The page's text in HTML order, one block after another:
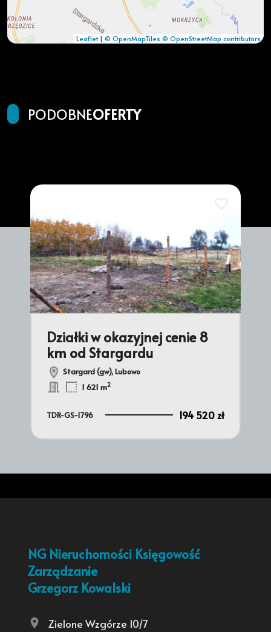
Leaflet| © OpenMapTiles © OpenStreetMap contributors
PODOBNEOFERTY
Działki w okazyjnej cenie 8
km od Stargardu
Stargard (gw), Lubowo
1 621 m2
TDR-GS-1796 194 520 zł
NG Nieruchomości Księgowość
Zarządzanie
Grzegorz Kowalski
Zielone Wzgórze 10/7